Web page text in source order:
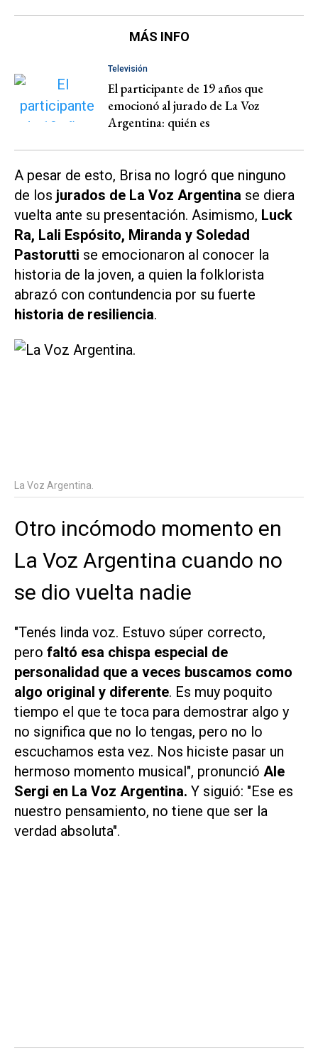
MÁS INFO
Televisión
El participante de 19 años que
emocionó al jurado de La Voz
Argentina: quién es
A pesar de esto, Brisa no logró que ninguno
de los jurados de La Voz Argentina se diera
vuelta ante su presentación. Asimismo, Luck
Ra, Lali Espósito, Miranda y Soledad
Pastorutti se emocionaron al conocer la
historia de la joven, a quien la folklorista
abrazó con contundencia por su fuerte
historia de resiliencia.
La Voz Argentina.
Otro incómodo momento en
La Voz Argentina cuando no
se dio vuelta nadie
"Tenés linda voz. Estuvo súper correcto,
pero faltó esa chispa especial de
personalidad que a veces buscamos como
algo original y diferente. Es muy poquito
tiempo el que te toca para demostrar algo y
no significa que no lo tengas, pero no lo
escuchamos esta vez. Nos hiciste pasar un
hermoso momento musical", pronunció Ale
Sergi en La Voz Argentina. Y siguió: "Ese es
nuestro pensamiento, no tiene que ser la
verdad absoluta".